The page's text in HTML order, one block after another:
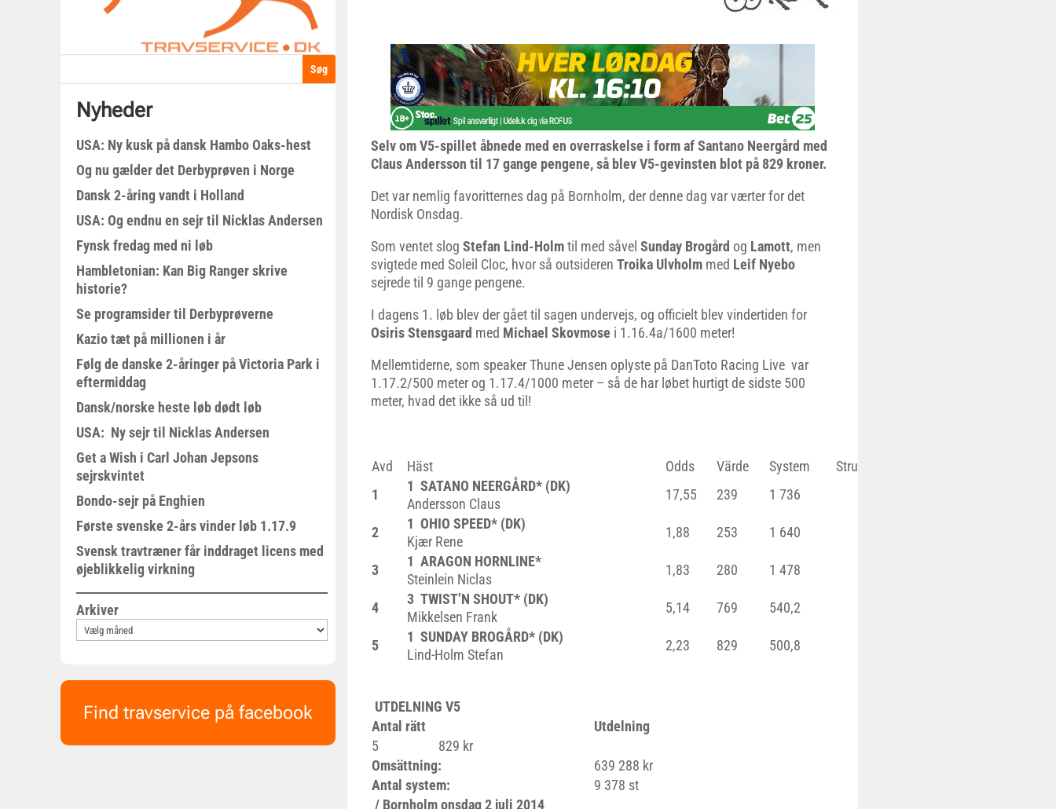
Nyheder
USA: Ny kusk på dansk Hambo Oaks-hest
Og nu gælder det Derbyprøven i Norge
Dansk 2-åring vandt i Holland
USA: Og endnu en sejr til Nicklas Andersen
Fynsk fredag med ni løb
Hambletonian: Kan Big Ranger skrive
historie?
Se programsider til Derbyprøverne
Kazio tæt på millionen i år
Følg de danske 2-åringer på Victoria Park i
eftermiddag
Dansk/norske heste løb dødt løb
USA: Ny sejr til Nicklas Andersen
Get a Wish i Carl Johan Jepsons
sejrskvintet
Bondo-sejr på Enghien
Første svenske 2-års vinder løb 1.17.9
Svensk travtræner får inddraget licens med
øjeblikkelig virkning
Arkiver
Find travservice på facebook
Selv om V5-spillet åbnede med en overraskelse i form af Santano Neergård med
Claus Andersson til 17 gange pengene, så blev V5-gevinsten blot på 829 kroner.
Det var nemlig favoritternes dag på Bornholm, der denne dag var værter for det
Nordisk Onsdag.
Som ventet slog Stefan Lind-Holmtil med såvel Sunday Brogård og Lamott, men
svigtede med Soleil Cloc, hvor så outsideren Troika Ulvholm med Leif Nyebo
sejrede til 9 gange pengene.
I dagens 1. løb blev der gået til sagen undervejs, og officielt blev vindertiden for
Osiris Stensgaard med Michael Skovmose i 1.16.4a/1600 meter!
Mellemtiderne, som speaker Thune Jensen oplyste på DanToto Racing Live var
1.17.2/500 meter og 1.17.4/1000 meter – så de har løbet hurtigt de sidste 500
meter, hvad det ikke så ud til!
Avd Häst Odds Värde System Strukna
1
1 SATANO NEERGÅRD* (DK)
Andersson Claus
17,55 239 1 736
2
1 OHIO SPEED* (DK)
Kjær Rene
1,88 253 1 640
3
1 ARAGON HORNLINE*
Steinlein Niclas
1,83 280 1 478
4
3 TWIST’N SHOUT* (DK)
Mikkelsen Frank
5,14 769 540,2
5
1 SUNDAY BROGÅRD* (DK)
Lind-Holm Stefan
2,23 829 500,8
UTDELNING V5
Antal rätt
Utdelning
5
829 kr
Omsättning:
639 288 kr
Antal system:
9 378 st
/ Bornholm onsdag 2 juli 2014